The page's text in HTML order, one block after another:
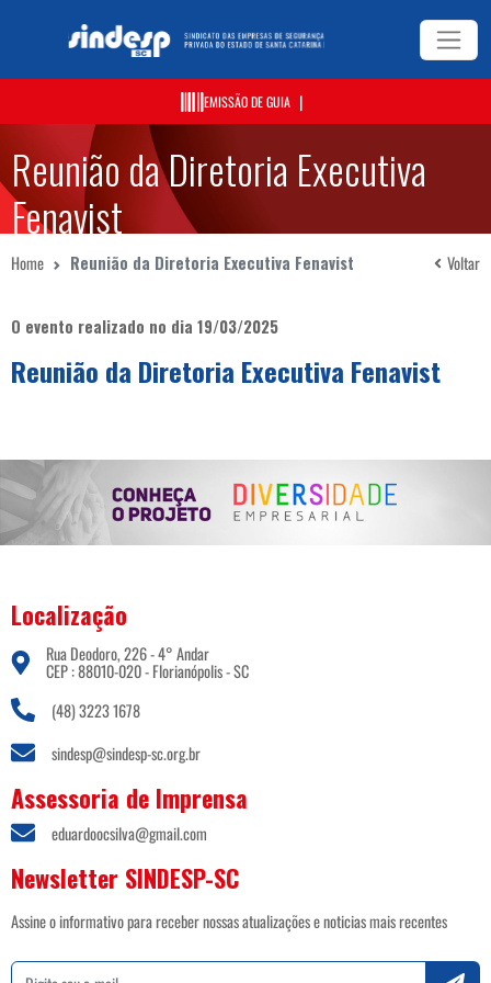
EMISSÃO DE GUIA |
Reunião da Diretoria Executiva
Fenavist
Home Reunião da Diretoria Executiva Fenavist Voltar
O evento realizado no dia 19/03/2025
Reunião da Diretoria Executiva Fenavist
Localização
Rua Deodoro, 226 - 4° Andar
CEP : 88010-020 - Florianópolis - SC
(48) 3223 1678
sindesp@sindesp-sc.org.br
Assessoria de Imprensa
eduardoocsilva@gmail.com
Newsletter SINDESP-SC
Assine o informativo para receber nossas atualizações e noticias mais recentes